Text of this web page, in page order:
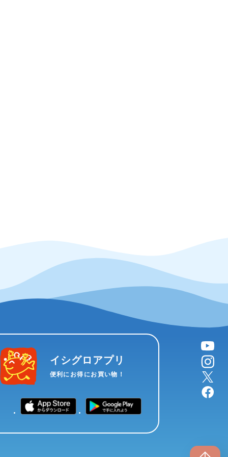
イシグロアプリ
便利にお得にお買い物！
YouTube
instagram
X
facebook